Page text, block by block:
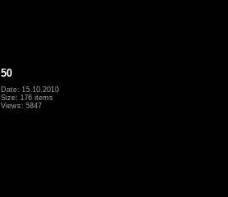
50
Date: 15.10.2010
Size: 176 items
Views: 5847